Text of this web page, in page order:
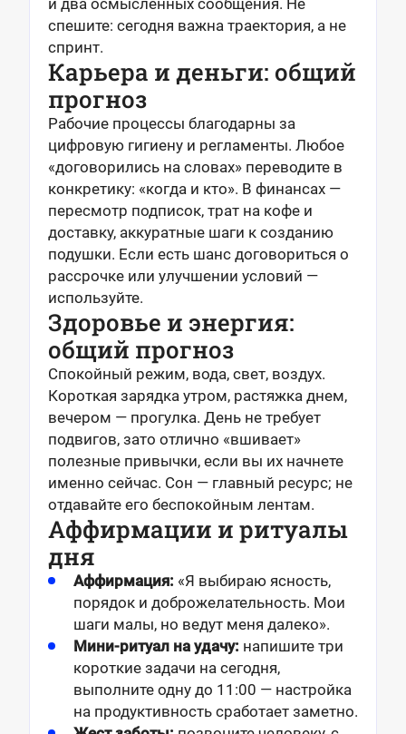
и два осмысленных сообщения. Не
спешите: сегодня важна траектория, а не
спринт.
Карьера и деньги: общий
прогноз
Рабочие процессы благодарны за
цифровую гигиену и регламенты. Любое
«договорились на словах» переводите в
конкретику: «когда и кто». В финансах —
пересмотр подписок, трат на кофе и
доставку, аккуратные шаги к созданию
подушки. Если есть шанс договориться о
рассрочке или улучшении условий —
используйте.
Здоровье и энергия:
общий прогноз
Спокойный режим, вода, свет, воздух.
Короткая зарядка утром, растяжка днем,
вечером — прогулка. День не требует
подвигов, зато отлично «вшивает»
полезные привычки, если вы их начнете
именно сейчас. Сон — главный ресурс; не
отдавайте его беспокойным лентам.
Аффирмации и ритуалы
дня
Аффирмация: «Я выбираю ясность,
порядок и доброжелательность. Мои
шаги малы, но ведут меня далеко».
Мини-ритуал на удачу: напишите три
короткие задачи на сегодня,
выполните одну до 11:00 — настройка
на продуктивность сработает заметно.